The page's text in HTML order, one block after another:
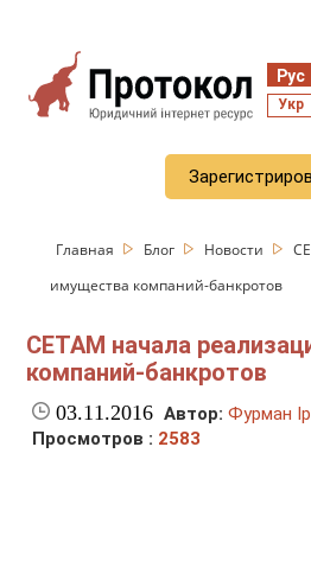
Рус
Укр
Главная Блог Новости
имущества компаний-банкротов
СЕТАМ начала
компаний-банкротов
03.11.2016 Автор: Фурман
Просмотров : 2583